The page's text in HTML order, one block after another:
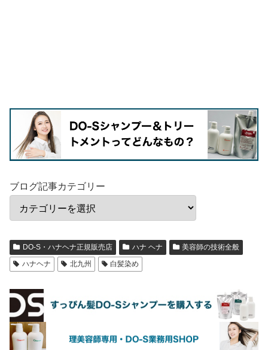
ブログ記事カテゴリー
DO-S・ハナヘナ正規販売店 ハナ ヘナ
美容師の技術全般
ハナヘナ
北九州 白髪染め